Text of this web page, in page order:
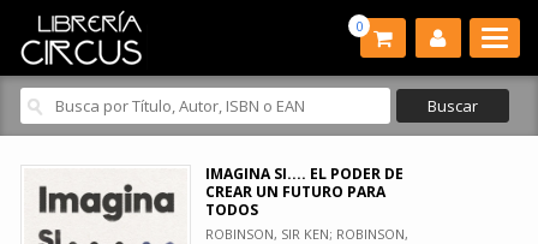
0
IMAGINA SI.... EL PODER DE
CREAR UN FUTURO PARA
TODOS
ROBINSON, SIR KEN; ROBINSON,